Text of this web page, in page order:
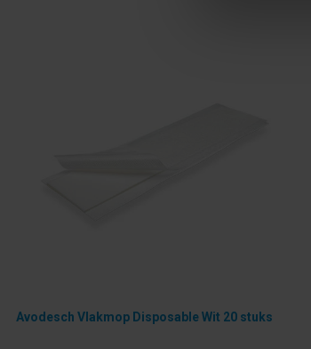
Avodesch Vlakmop Disposable Wit 20 stuks